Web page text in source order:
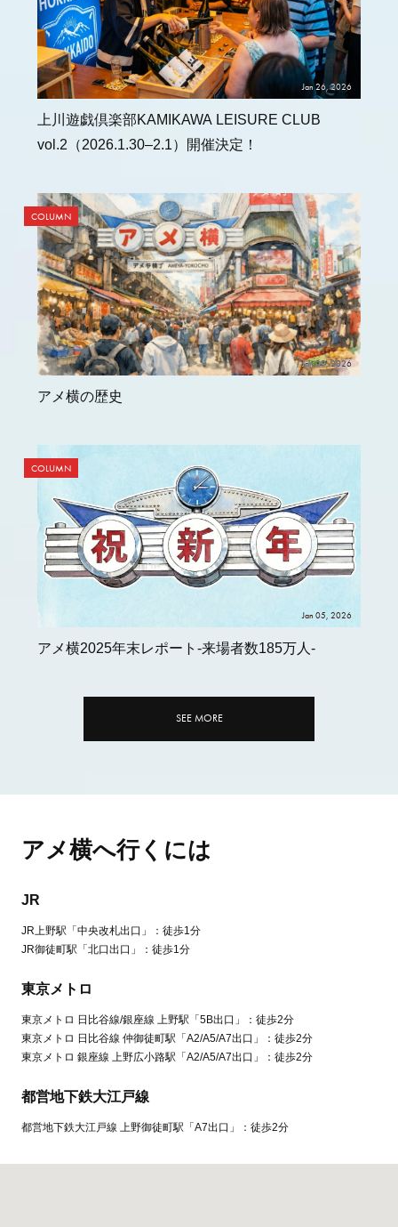
Jan 26, 2026
上川遊戯倶楽部KAMIKAWA LEISURE CLUB
vol.2（2026.1.30–2.1）開催決定！
Jan 09, 2026
COLUMN
アメ横の歴史
Jan 05, 2026
COLUMN
アメ横2025年末レポート-来場者数185万人-
SEE MORE
アメ横へ行くには
JR
JR上野駅「中央改札出口」：徒歩1分
JR御徒町駅「北口出口」：徒歩1分
東京メトロ
東京メトロ 日比谷線/銀座線 上野駅「5B出口」：徒歩2分
東京メトロ 日比谷線 仲御徒町駅「A2/A5/A7出口」：徒歩2分
東京メトロ 銀座線 上野広小路駅「A2/A5/A7出口」：徒歩2分
都営地下鉄大江戸線
都営地下鉄大江戸線 上野御徒町駅「A7出口」：徒歩2分